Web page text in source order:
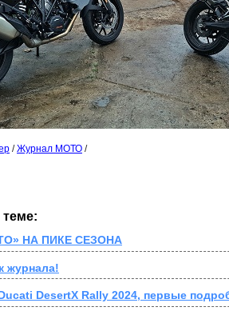
/Журнал МОТО /
НА ПИКЕ СЕЗОНА
журнала!
DesertX Rally 2024, первые